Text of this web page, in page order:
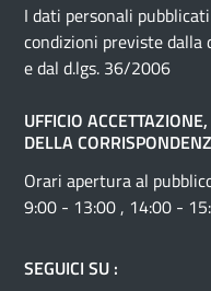
I dati personali
condizioni previste
e dal d.lgs. 36/2006
UFFICIO
DELLA
Orari apertura al
9:00 - 13:00 , 14:00 -
SEGUICI SU :